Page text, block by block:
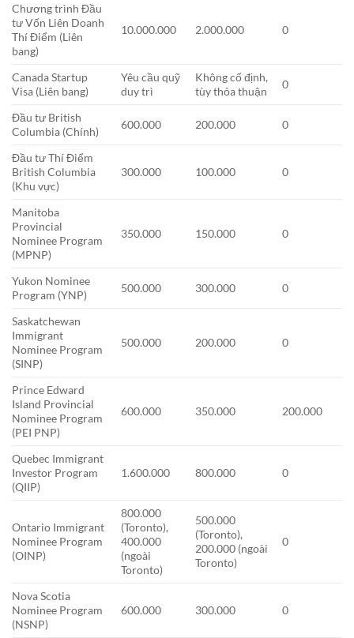
Chương trình Đầu
tư Vốn Liên Doanh
Thí Điểm (Liên
bang)
10.000.000 2.000.000 0
Canada Startup
Visa (Liên bang)
Yêu cầu quỹ
duy trì
Không cố định,
tùy thỏa thuận
0
Đầu tư British
Columbia (Chính)
600.000 200.000 0
Đầu tư Thí Điểm
British Columbia
(Khu vực)
300.000 100.000 0
Manitoba
Provincial
Nominee Program
(MPNP)
350.000 150.000 0
Yukon Nominee
Program (YNP)
500.000 300.000 0
Saskatchewan
Immigrant
Nominee Program
(SINP)
500.000 200.000 0
Prince Edward
Island Provincial
Nominee Program
(PEI PNP)
600.000 350.000 200.000
Quebec Immigrant
Investor Program
(QIIP)
1.600.000 800.000 0
Ontario Immigrant
Nominee Program
(OINP)
800.000
(Toronto),
400.000
(ngoài
Toronto)
500.000
(Toronto),
200.000 (ngoài
Toronto)
0
Nova Scotia
Nominee Program
(NSNP)
600.000 300.000 0